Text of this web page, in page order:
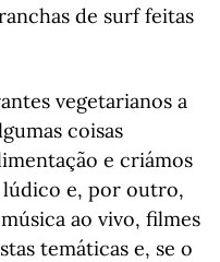
de surf feitas
vegetarianos a
coisas
e criámos
e, por outro,
ao vivo, filmes
temáticas e, se o